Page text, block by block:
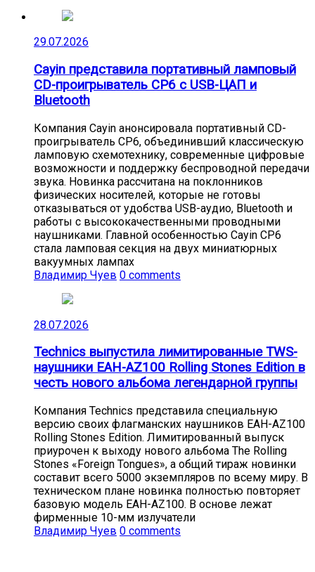
29.07.2026
Cayin представила портативный ламповый
CD-проигрыватель CP6 с USB-ЦАП и
Bluetooth
Компания Cayin анонсировала портативный CD-
проигрыватель CP6, объединивший классическую
ламповую схемотехнику, современные цифровые
возможности и поддержку беспроводной передачи
звука. Новинка рассчитана на поклонников
физических носителей, которые не готовы
отказываться от удобства USB-аудио, Bluetooth и
работы с высококачественными проводными
наушниками. Главной особенностью Cayin CP6
стала ламповая секция на двух миниатюрных
вакуумных лампах
Владимир Чуев 0 comments
28.07.2026
Technics выпустила лимитированные TWS-
наушники EAH-AZ100 Rolling Stones Edition в
честь нового альбома легендарной группы
Компания Technics представила специальную
версию своих флагманских наушников EAH-AZ100
Rolling Stones Edition. Лимитированный выпуск
приурочен к выходу нового альбома The Rolling
Stones «Foreign Tongues», а общий тираж новинки
составит всего 5000 экземпляров по всему миру. В
техническом плане новинка полностью повторяет
базовую модель EAH-AZ100. В основе лежат
фирменные 10-мм излучатели
Владимир Чуев 0 comments